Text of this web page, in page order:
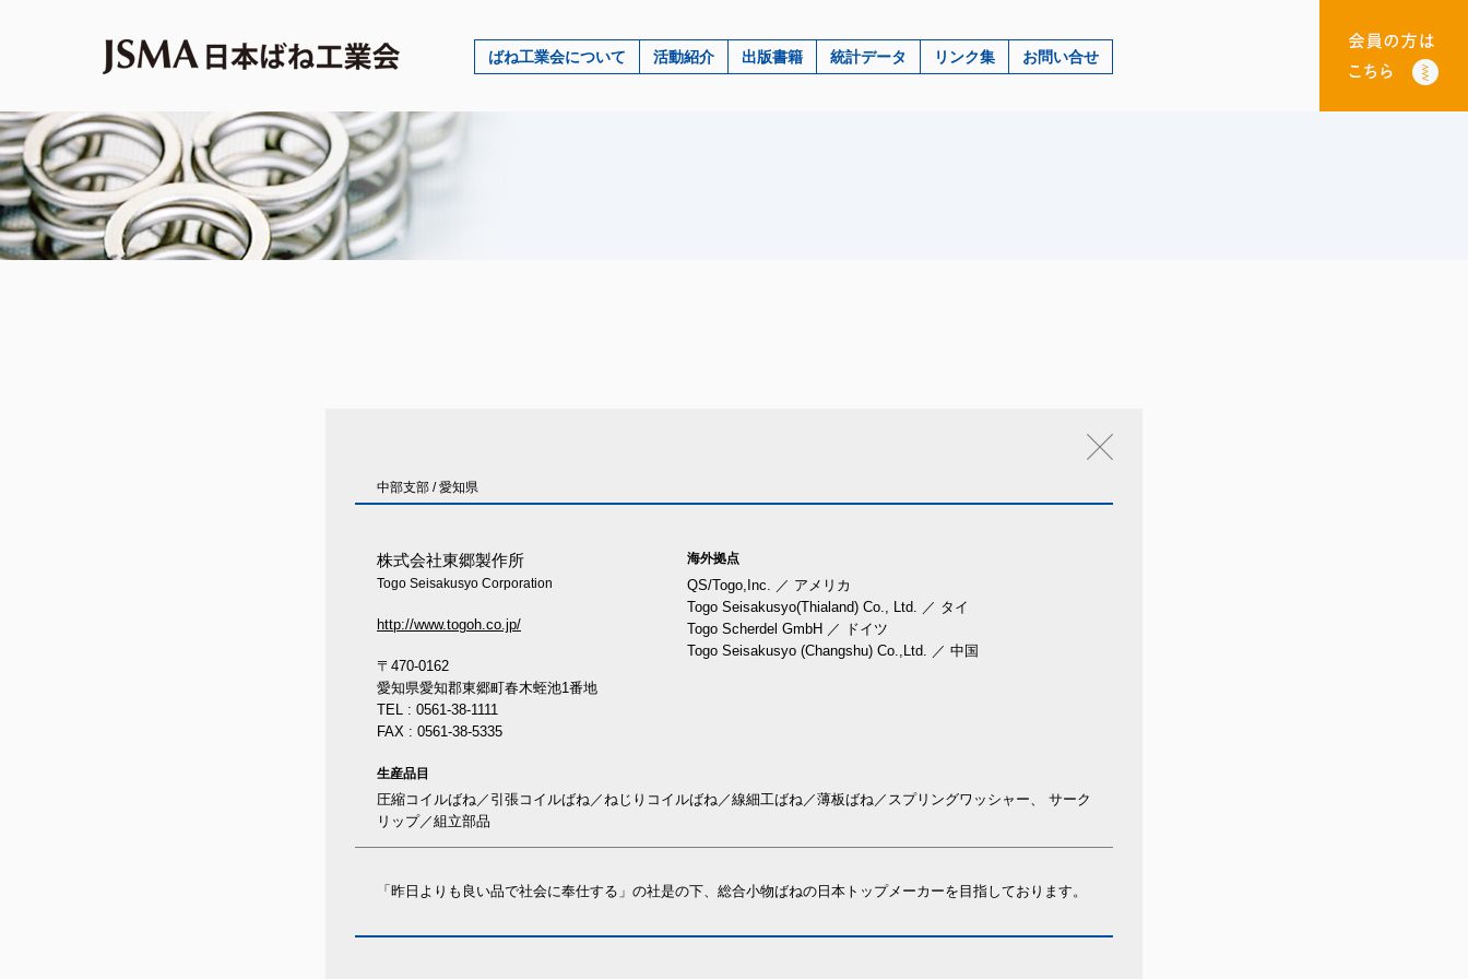
ばね工業会について 活動紹介 出版書籍 統計データ リンク集 お問い合せ
中部支部 /愛知県
株式会社東郷製作所
Togo Seisakusyo Corporation
http://www.togoh.co.jp/
〒470-0162
愛知県愛知郡東郷町春木蛭池1番地
TEL : 0561-38-1111
FAX : 0561-38-5335
海外拠点
QS/Togo,Inc. ／ アメリカ
Togo Seisakusyo(Thialand) Co., Ltd.
／ タイ
Togo Scherdel GmbH ／
ドイツ
Togo Seisakusyo (Changshu) Co.,Ltd.
／ 中国
生産品目
圧縮コイルばね／引張コイルばね／ねじりコイルばね／線細工ばね／薄板ばね／スプリングワッシャー、 サーク
リップ／組立部品
「昨日よりも良い品で社会に奉仕する」の社是の下、総合小物ばねの日本トップメーカーを目指しております。